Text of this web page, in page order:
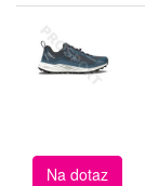
Na dotaz